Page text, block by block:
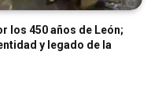
los 450 años de León;
y legado de la